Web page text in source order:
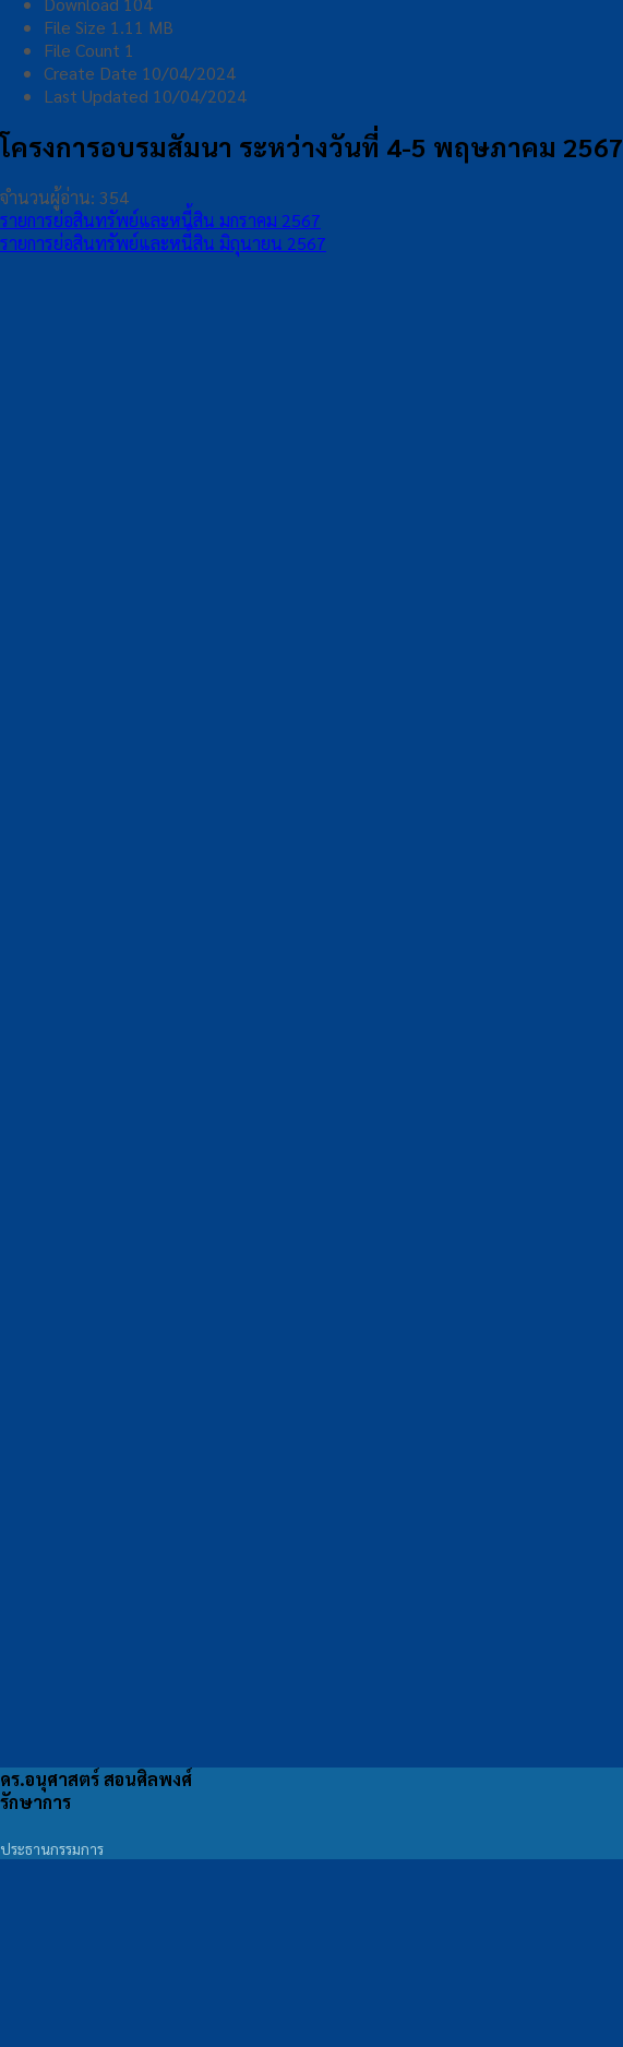
File Size 1.11 MB
File Count 1
Create Date 10/04/2024
Last Updated 10/04/2024
โครงการอบรมสัมนา ระหว่างวันที่ 4-5 พฤษภาคม 2567
จำนวนผู้อ่าน: 354
รายการย่อสินทรัพย์และหนี้สิน มกราคม 2567
รายการย่อสินทรัพย์และหนี้สิน มิถุนายน 2567
ดร.อนุศาสตร์ สอนศิลพงศ์
รักษาการ
ประธานกรรมการ